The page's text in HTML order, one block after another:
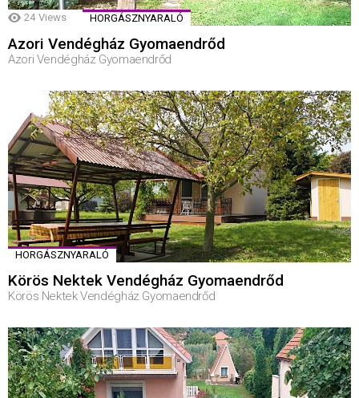
24 Views HORGÁSZNYARALÓ
Azori Vendégház Gyomaendrőd
Azori Vendégház Gyomaendrőd
HORGÁSZNYARALÓ
Körös Nektek Vendégház Gyomaendrőd
Körös Nektek Vendégház Gyomaendrőd